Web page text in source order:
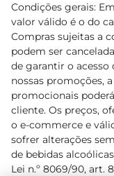
Condições gerais:
valor válido é o do
Compras sujeitas a
podem ser
de garantir o
nossas promoções,
promocionais
cliente. Os preços,
o e-commerce e
sofrer alterações
de bebidas
Lei n.º 8069/90, art.